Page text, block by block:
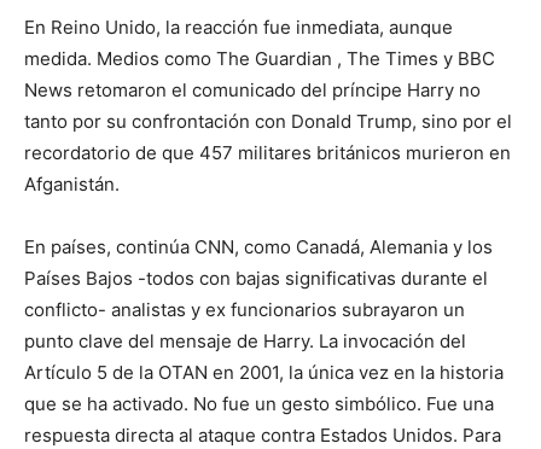
En Reino Unido, la reacción fue inmediata, aunque
medida. Medios como The Guardian , The Times y BBC
News retomaron el comunicado del príncipe Harry no
tanto por su confrontación con Donald Trump, sino por el
recordatorio de que 457 militares británicos murieron en
Afganistán.
En países, continúa CNN, como Canadá, Alemania y los
Países Bajos -todos con bajas significativas durante el
conflicto- analistas y ex funcionarios subrayaron un
punto clave del mensaje de Harry. La invocación del
Artículo 5 de la OTAN en 2001, la única vez en la historia
que se ha activado. No fue un gesto simbólico. Fue una
respuesta directa al ataque contra Estados Unidos. Para